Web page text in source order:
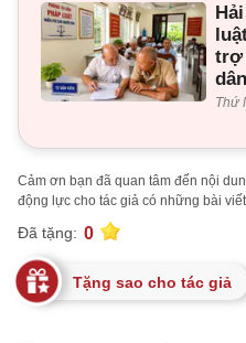
trợ
dân
Thứ
Cảm ơn bạn đã quan tâm đến nội
động lực cho tác giả có những bài
Đã tặng: 0
Tặng sao cho tác giả